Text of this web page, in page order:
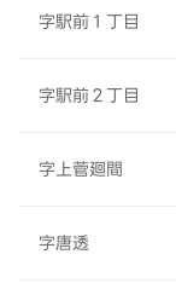
字駅前１丁目
字駅前２丁目
字上菅廻間
字唐透